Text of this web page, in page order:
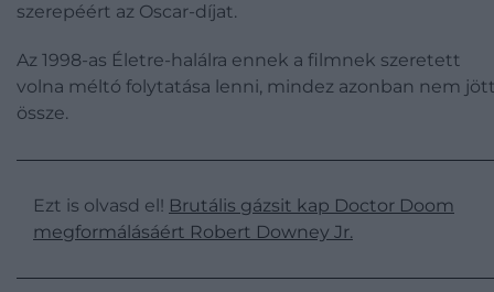
szerepéért az Oscar-díjat.
Az 1998-as Életre-halálra ennek a filmnek szeretett
volna méltó folytatása lenni, mindez azonban nem
össze.
Ezt is olvasd el! Brutális gázsit kap Doctor Doom
megformálásáért Robert Downey Jr.